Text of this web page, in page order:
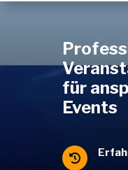
für
Events
